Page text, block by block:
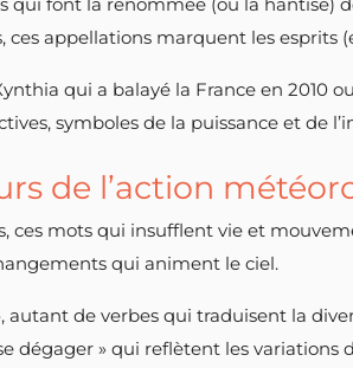
appellations marquent les esprits
qui a balayé la France en 2010
symboles de la puissance et de
de l’action
ces mots qui insufflent vie et
qui animent le ciel.
autant de verbes qui traduisent la
se dégager » qui reflètent les